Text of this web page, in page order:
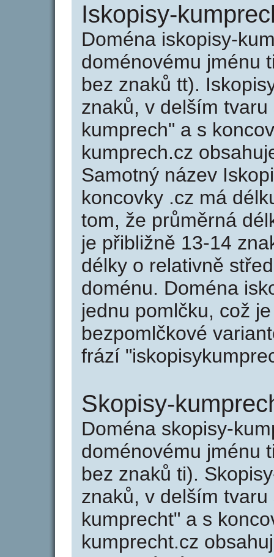
Iskopisy-
Doména iskopisy-
doménovému jménu
bez znaků tt).
znaků, v delším
kumprech" a s
kumprech.cz
Samotný název
koncovky .cz má
tom, že průměrná
je přibližně 13-14
délky o relativně
doménu. Doména
jednu pomlčku, což
bezpomlčkové
frází
Skopisy-
Doména skopisy-
doménovému jménu
bez znaků ti).
znaků, v delším
kumprecht" a s
kumprecht.cz